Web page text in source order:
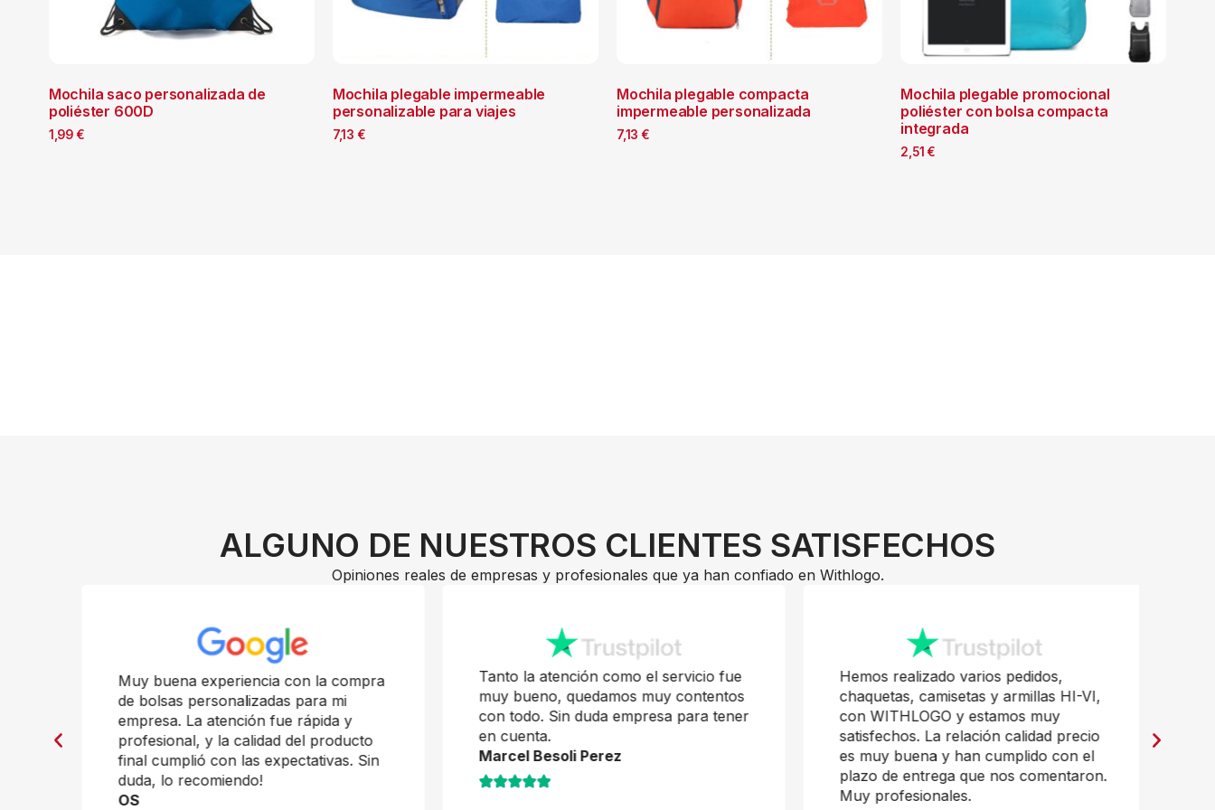
Mochila saco personalizada de
poliéster 600D
1,99 €
Mochila plegable impermeable
personalizable para viajes
7,13 €
Mochila plegable compacta
impermeable personalizada
7,13 €
Mochila plegable promocional
poliéster con bolsa compacta
integrada
2,51 €
ALGUNO DE NUESTROS CLIENTES SATISFECHOS
Opiniones reales de empresas y profesionales que ya han confiado en Withlogo.
Muy buena experiencia con la compra
de bolsas personalizadas para mi
empresa. La atención fue rápida y
profesional, y la calidad del producto
final cumplió con las expectativas. Sin
duda, lo recomiendo!
OS
Tanto la atención como el servicio fue
muy bueno, quedamos muy contentos
con todo. Sin duda empresa para tener
en cuenta.
Marcel Besoli Perez
Hemos realizado varios pedidos,
chaquetas, camisetas y armillas HI-VI,
con WITHLOGO y estamos muy
satisfechos. La relación calidad precio
es muy buena y han cumplido con el
plazo de entrega que nos comentaron.
Muy profesionales.